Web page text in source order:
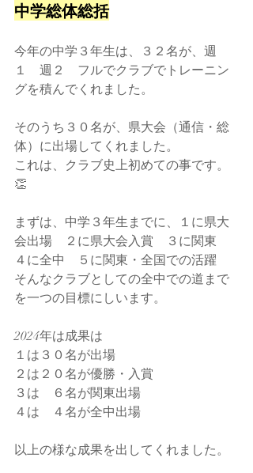
中学総体総括
今年の中学３年生は、３２名が、週
１　週２　フルでクラブでトレーニン
グを積んでくれました。
そのうち３０名が、県大会（通信・総
体）に出場してくれました。
これは、クラブ史上初めての事です。
👏
まずは、中学３年生までに、１に県大
会出場　２に県大会入賞　３に関東
４に全中　５に関東・全国での活躍
そんなクラブとしての全中での道まで
を一つの目標にしいます。
2024年は成果は
１は３０名が出場
２は２０名が優勝・入賞
３は　６名が関東出場
４は　４名が全中出場
以上の様な成果を出してくれました。